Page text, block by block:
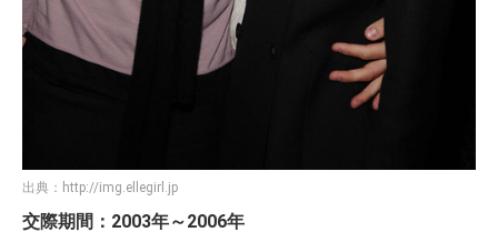
出典： http://img.ellegirl.jp
交際期間：2003年～2006年